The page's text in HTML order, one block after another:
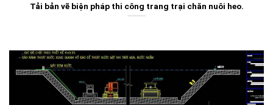
Tải bản vẽ biện pháp thi công trang trại chăn nuôi heo.